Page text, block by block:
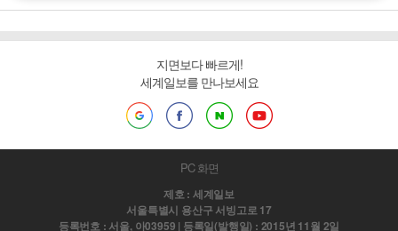
지면보다 빠르게!
세계일보를 만나보세요
PC 화면
제호 : 세계일보
서울특별시 용산구 서빙고로 17
등록번호 : 서울, 아03959 | 등록일(발행일) : 2015년 11월 2일